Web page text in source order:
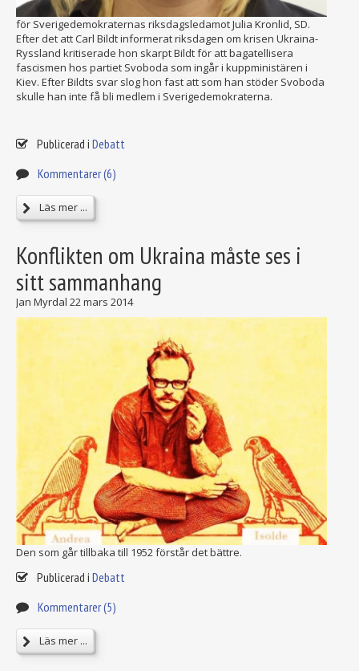
för Sverigedemokraternas riksdagsledamot Julia Kronlid, SD.
Efter det att Carl Bildt informerat riksdagen om krisen Ukraina-
Ryssland kritiserade hon skarpt Bildt för att bagatellisera
fascismen hos partiet Svoboda som ingår i kuppministären i
Kiev. Efter Bildts svar slog hon fast att som han stöder Svoboda
skulle han inte få bli medlem i Sverigedemokraterna.
Publicerad i Debatt
Kommentarer (6)
Läs mer ...
Konflikten om Ukraina måste ses i
sitt sammanhang
Jan Myrdal 22 mars 2014
Den som går tillbaka till 1952 förstår det bättre.
Publicerad i Debatt
Kommentarer (5)
Läs mer ...